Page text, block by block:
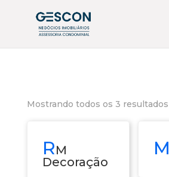
Mostrando todos os 3 resultados
RM
Decoração
M